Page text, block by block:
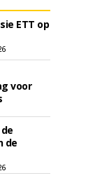
ETT op
voor
de